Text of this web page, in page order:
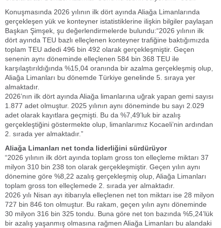
Konuşmasında 2026 yılının ilk dört ayında Aliağa Limanlarında
gerçekleşen yük ve konteyner istatistiklerine ilişkin bilgiler paylaşan
Başkan Şimşek, şu değerlendirmelerde bulundu:“2026 yılının ilk
dört ayında TEU bazlı elleçlenen konteyner trafiğine baktığımızda
toplam TEU adedi 496 bin 492 olarak gerçekleşmiştir. Geçen
senenin aynı döneminde elleçlenen 584 bin 368 TEU ile
karşılaştırıldığında %15,04 oranında bir azalma gerçekleşmiş olup,
Aliağa Limanları bu dönemde Türkiye genelinde 5. sıraya yer
almaktadır.
2026’nın ilk dört ayında Aliağa limanlarına uğrak yapan gemi sayısı
1.877 adet olmuştur. 2025 yılının aynı döneminde bu sayı 2.029
adet olarak kayıtlara geçmişti. Bu da %7,49’luk bir azalış
gerçekleştiğini göstermekte olup, limanlarımız Kocaeli’nin ardından
2. sırada yer almaktadır.”
Aliağa Limanları net tonda liderliğini sürdürüyor
“2026 yılının ilk dört ayında toplam gross ton elleçleme miktarı 37
milyon 310 bin 238 ton olarak gerçekleşmiştir. Geçen yılın aynı
dönemine göre %8,22 azalış gerçekleşmiş olup, Aliağa Limanları
toplam gross ton elleçlemede 2. sırada yer almaktadır.
2026 yılı Nisan ayı itibarıyla elleçlenen net ton miktarı ise 28 milyon
727 bin 846 ton olmuştur. Bu rakam, geçen yılın aynı döneminde
30 milyon 316 bin 325 tondu. Buna göre net ton bazında %5,24’lük
bir azalış yaşanmış olmasına rağmen Aliağa Limanları bu alandaki